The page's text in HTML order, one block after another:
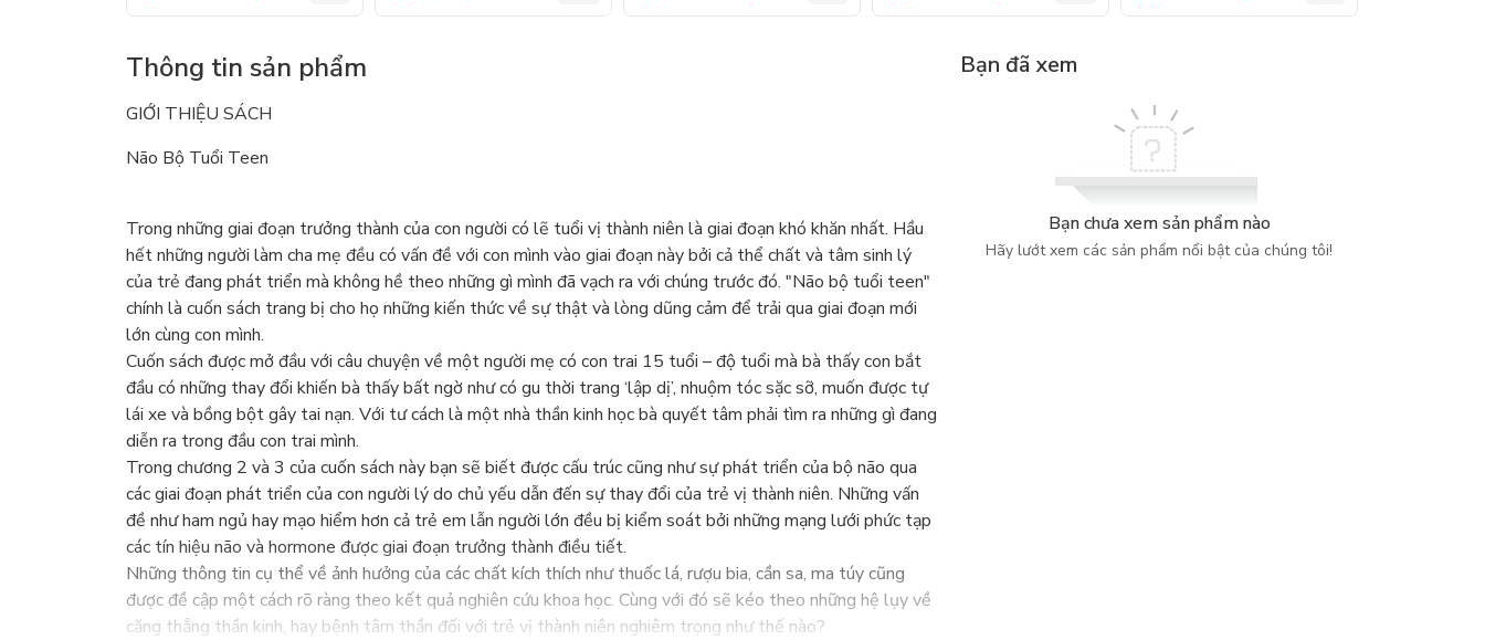
Thông tin sản phẩm
GIỚI THIỆU SÁCH
Não Bộ Tuổi Teen
Trong những giai đoạn trưởng thành của con người có lẽ tuổi vị thành niên là giai đoạn khó khăn nhất. Hầu
hết những người làm cha mẹ đều có vấn đề với con mình vào giai đoạn này bởi cả thể chất và tâm sinh lý
của trẻ đang phát triển mà không hề theo những gì mình đã vạch ra với chúng trước đó. "Não bộ tuổi teen"
chính là cuốn sách trang bị cho họ những kiến thức về sự thật và lòng dũng cảm để trải qua giai đoạn mới
lớn cùng con mình.
Cuốn sách được mở đầu với câu chuyện về một người mẹ có con trai 15 tuổi – độ tuổi mà bà thấy con bắt
đầu có những thay đổi khiến bà thấy bất ngờ như có gu thời trang ‘lập dị’, nhuộm tóc sặc sỡ, muốn được tự
lái xe và bồng bột gây tai nạn. Với tư cách là một nhà thần kinh học bà quyết tâm phải tìm ra những gì đang
diễn ra trong đầu con trai mình.
Trong chương 2 và 3 của cuốn sách này bạn sẽ biết được cấu trúc cũng như sự phát triển của bộ não qua
các giai đoạn phát triển của con người lý do chủ yếu dẫn đến sự thay đổi của trẻ vị thành niên. Những vấn
đề như ham ngủ hay mạo hiểm hơn cả trẻ em lẫn người lớn đều bị kiểm soát bởi những mạng lưới phức tạp
các tín hiệu não và hormone được giai đoạn trưởng thành điều tiết.
Những thông tin cụ thể về ảnh hưởng của các chất kích thích như thuốc lá, rượu bia, cần sa, ma túy cũng
được đề cập một cách rõ ràng theo kết quả nghiên cứu khoa học. Cùng với đó sẽ kéo theo những hệ lụy về
căng thẳng thần kinh, hay bệnh tâm thần đối với trẻ vị thành niên nghiêm trọng như thế nào?
Bạn đã xem
Bạn chưa xem sản phẩm nào
Hãy lướt xem các sản phẩm nổi bật của chúng tôi!